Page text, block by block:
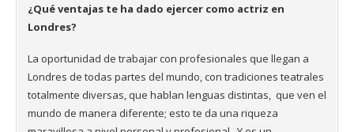
¿Qué ventajas te ha dado ejercer como actriz en
Londres?
La oportunidad de trabajar con profesionales que llegan a
Londres de todas partes del mundo, con tradiciones teatrales
totalmente diversas, que hablan lenguas distintas, que ven el
mundo de manera diferente; esto te da una riqueza